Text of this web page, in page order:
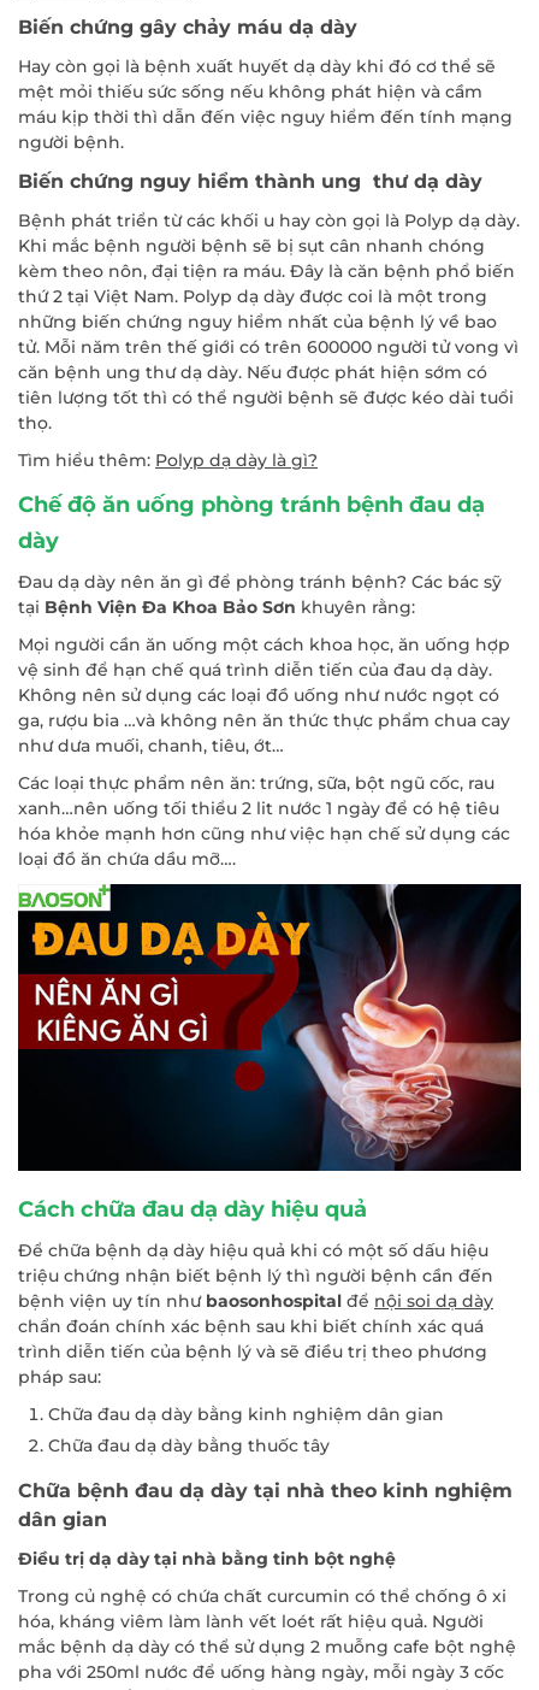
Biến chứng gây chảy máu dạ dày
Hay còn gọi là bệnh xuất huyết dạ dày khi đó cơ thể sẽ
mệt mỏi thiếu sức sống nếu không phát hiện và cầm
máu kịp thời thì dẫn đến việc nguy hiểm đến tính mạng
người bệnh.
Biến chứng nguy hiểm thành ung thư dạ dày
Bệnh phát triển từ các khối u hay còn gọi là Polyp dạ dày.
Khi mắc bệnh người bệnh sẽ bị sụt cân nhanh chóng
kèm theo nôn, đại tiện ra máu. Đây là căn bệnh phổ biến
thứ 2 tại Việt Nam. Polyp dạ dày được coi là một trong
những biến chứng nguy hiểm nhất của bệnh lý về bao
tử. Mỗi năm trên thế giới có trên 600000 người tử vong vì
căn bệnh ung thư dạ dày. Nếu được phát hiện sớm có
tiên lượng tốt thì có thể người bệnh sẽ được kéo dài tuổi
thọ.
Tìm hiểu thêm: Polyp dạ dày là gì?
Chế độ ăn uống phòng tránh bệnh đau dạ
dày
Đau dạ dày nên ăn gì để phòng tránh bệnh? Các bác sỹ
tại Bệnh Viện Đa Khoa Bảo Sơn khuyên rằng:
Mọi người cần ăn uống một cách khoa học, ăn uống hợp
vệ sinh để hạn chế quá trình diễn tiến của đau dạ dày.
Không nên sử dụng các loại đồ uống như nước ngọt có
ga, rượu bia …và không nên ăn thức thực phẩm chua cay
như dưa muối, chanh, tiêu, ớt…
Các loại thực phẩm nên ăn: trứng, sữa, bột ngũ cốc, rau
xanh…nên uống tối thiểu 2 lit nước 1 ngày để có hệ tiêu
hóa khỏe mạnh hơn cũng như việc hạn chế sử dụng các
loại đồ ăn chứa dầu mỡ….
Cách chữa đau dạ dày hiệu quả
Để chữa bệnh dạ dày hiệu quả khi có một số dấu hiệu
triệu chứng nhận biết bệnh lý thì người bệnh cần đến
bệnh viện uy tín như baosonhospital để nội soi dạ dày
chẩn đoán chính xác bệnh sau khi biết chính xác quá
trình diễn tiến của bệnh lý và sẽ điều trị theo phương
pháp sau:
Chữa đau dạ dày bằng kinh nghiệm dân gian
Chữa đau dạ dày bằng thuốc tây
Chữa bệnh đau dạ dày tại nhà theo kinh nghiệm
dân gian
Điều trị dạ dày tại nhà bằng tinh bột nghệ
Trong củ nghệ có chứa chất curcumin có thể chống ô xi
hóa, kháng viêm làm lành vết loét rất hiệu quả. Người
mắc bệnh dạ dày có thể sử dụng 2 muỗng cafe bột nghệ
pha với 250ml nước để uống hàng ngày, mỗi ngày 3 cốc